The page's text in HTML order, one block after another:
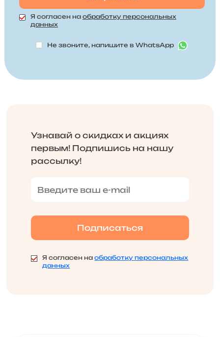
Я согласен на обработку персональных
данных
Не звоните, напишите в WhatsApp
Узнавай о скидках и акциях
первым! Подпишись на нашу
рассылку!
Я согласен наобработку персональных
данных